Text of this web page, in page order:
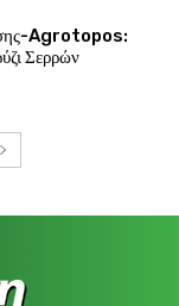
Agrotopos:
Σερρών